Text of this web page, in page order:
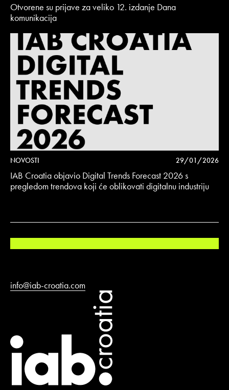
Otvorene su prijave za veliko 12. izdanje Dana
komunikacija
NOVOSTI 29/01/2026
IAB Croatia objavio Digital Trends Forecast 2026 s
pregledom trendova koji će oblikovati digitalnu industriju
info@iab-croatia.com